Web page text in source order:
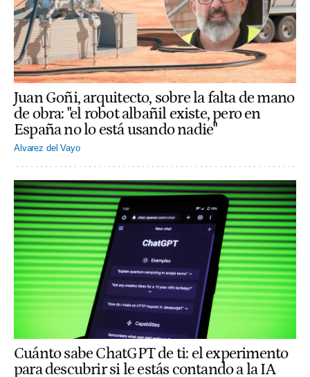
Juan Goñi, arquitecto, sobre la falta de mano
de obra: "el robot albañil existe, pero en
España no lo está usando nadie"
Alvarez del Vayo
Cuánto sabe ChatGPT de ti: el experimento
para descubrir si le estás contando a la IA